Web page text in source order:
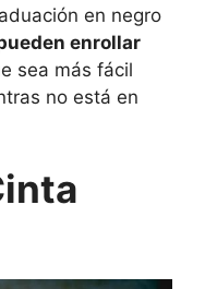
en negro
enrollar
sea más fácil
no está en